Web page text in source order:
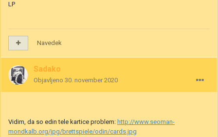
LP
Navedek
Sadako
Objavljeno 30. november 2020
Vidim, da so edin tele kartice problem: http://www.seoman-
mondkalb.org/jpg/brettspiele/odin/cards.jpg